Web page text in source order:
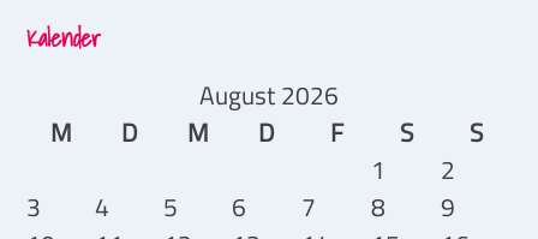
Kalender
August 2026
M
D M D F S
S
1
2
3
4 5 6 7 8
9